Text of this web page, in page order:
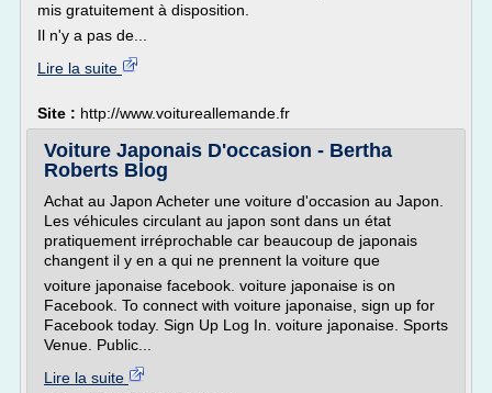
mis gratuitement à disposition.
Il n'y a pas de...
Lire la suite
Site : http://www.voitureallemande.fr
Voiture Japonais D'occasion - Bertha
Roberts Blog
Achat au Japon Acheter une voiture d'occasion au Japon.
Les véhicules circulant au japon sont dans un état
pratiquement irréprochable car beaucoup de japonais
changent il y en a qui ne prennent la voiture que
voiture japonaise facebook. voiture japonaise is on
Facebook. To connect with voiture japonaise, sign up for
Facebook today. Sign Up Log In. voiture japonaise. Sports
Venue. Public...
Lire la suite